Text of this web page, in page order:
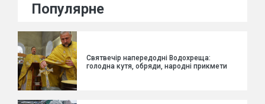
Популярне
Святвечір напередодні Водохреща:
голодна кутя, обряди, народні прикмети